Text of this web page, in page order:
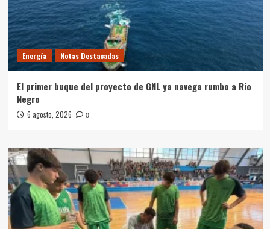
Energía Notas Destacadas
El primer buque del proyecto de GNL ya navega rumbo a Río
Negro
6 agosto, 2026 0